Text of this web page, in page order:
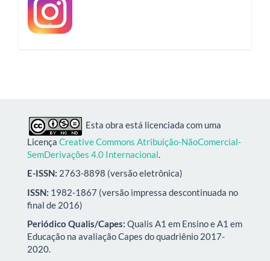
Esta obra está licenciada com uma
Licença Creative Commons Atribuição-NãoComercial-
SemDerivações 4.0 Internacional.
E-ISSN: 2763-8898 (versão eletrônica)
ISSN: 1982-1867 (versão impressa descontinuada no
final de 2016)
Periódico Qualis/Capes: Qualis A1 em Ensino e A1 em
Educação na avaliação Capes do quadriênio 2017-
2020.